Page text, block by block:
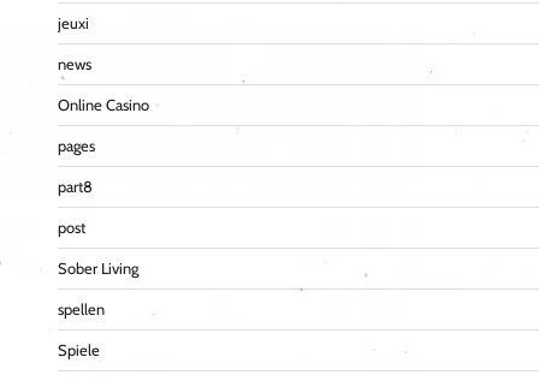
jeuxi
news
Online Casino
pages
part8
post
Sober Living
spellen
Spiele